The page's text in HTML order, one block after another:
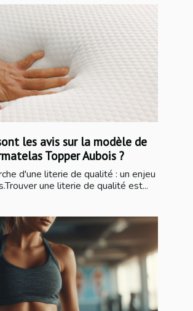
les avis sur la modèle de
Topper Aubois ?
d'une literie de qualité : un enjeu
une literie de qualité est...